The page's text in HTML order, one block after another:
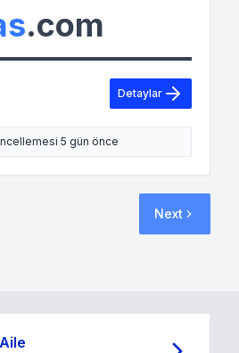
.com
Detaylar
5 gün önce
Next
Aile